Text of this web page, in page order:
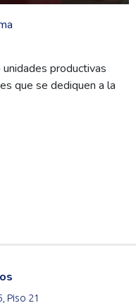
productivas
que se dediquen a la
Piso 21